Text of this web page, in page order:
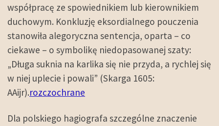
współpracę ze spowiednikiem lub kierownikiem
duchowym. Konkluzję eksordialnego pouczenia
stanowiła alegoryczna sentencja, oparta – co
ciekawe – o symbolikę niedopasowanej szaty:
„Długa suknia na karlika się nie przyda, a rychlej się
w niej uplecie i powali” (Skarga 1605:
AAijr).rozczochrane
Dla polskiego hagiografa szczególne znaczenie